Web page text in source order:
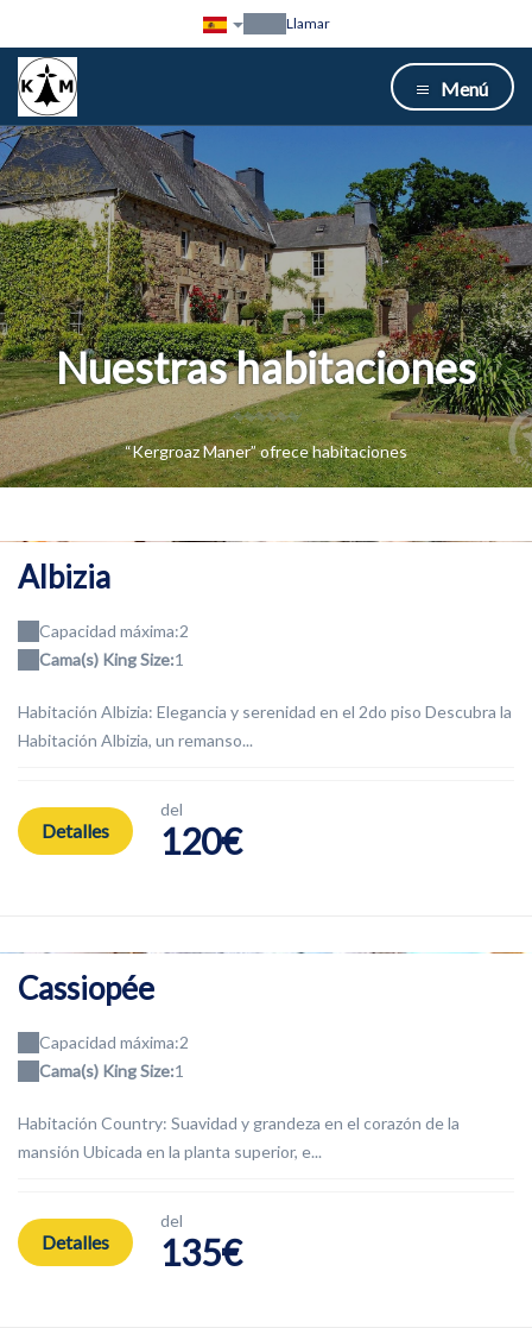
Llamar
Menú
Nuestras habitaciones
“Kergroaz Maner” ofrece habitaciones
Albizia
Capacidad máxima:2
Cama(s) King Size:1
Habitación Albizia: Elegancia y serenidad en el 2do piso Descubra la
Habitación Albizia, un remanso...
Detalles
del
120€
Cassiopée
Capacidad máxima:2
Cama(s) King Size:1
Habitación Country: Suavidad y grandeza en el corazón de la
mansión Ubicada en la planta superior, e...
Detalles
del
135€